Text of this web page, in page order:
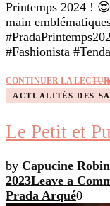
Printemps 2024 !
main
#Fashionista
CONTINUER LA
ACTUALITÉS DES
Le Petit et
by Capucine Robin
2023Leave a
Prada Arqué0